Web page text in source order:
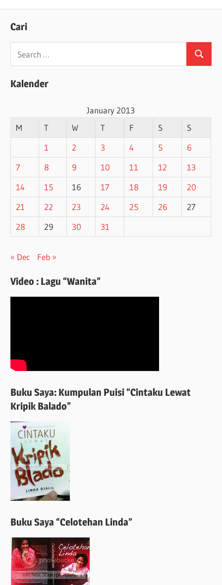
Cari
for:
Search
Kalender
January 2013
M
T W T F S
S
1
2 3 4 5
6
7
8 9 10 11 12
13
14
15 16 17 18 19
20
21
22 23 24 25 26
27
28
29 30 31
« Dec Feb »
Video : Lagu “Wanita”
Buku Saya: Kumpulan Puisi “Cintaku Lewat
Kripik Balado”
Buku Saya “Celotehan Linda”